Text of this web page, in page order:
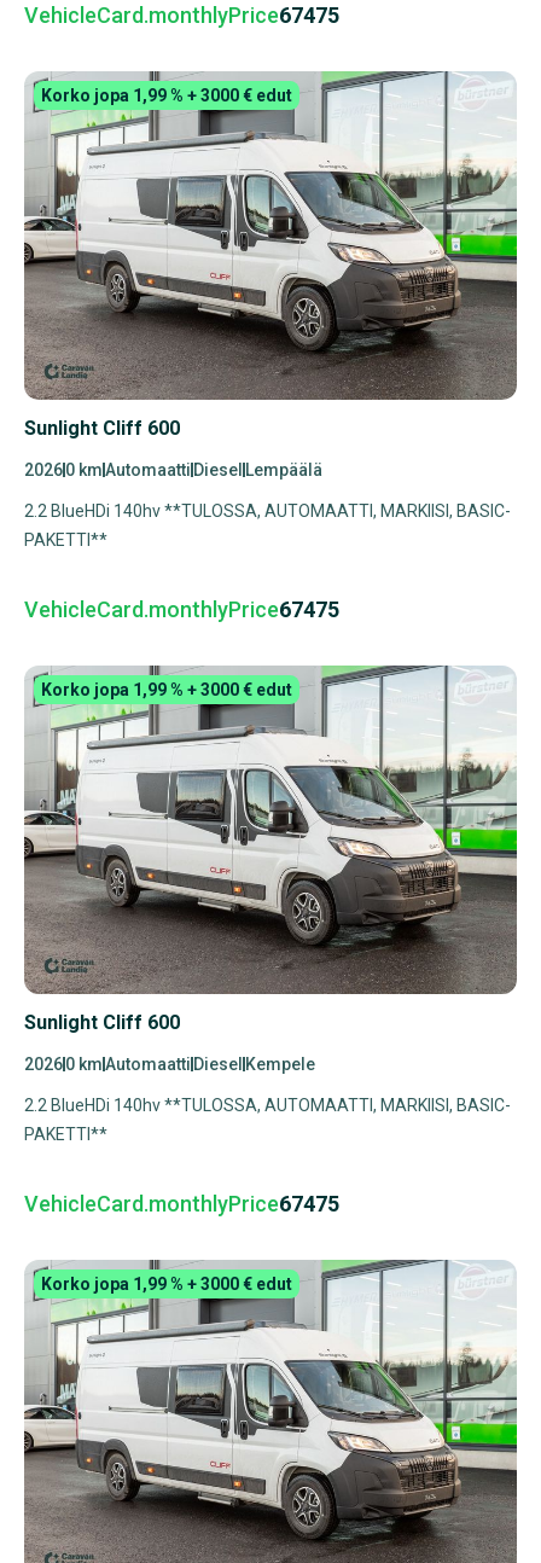
VehicleCard.monthlyPrice67475
Korko jopa 1,99 % + 3000 € edut
Sunlight Cliff 600
20260 kmAutomaatti Diesel Lempäälä
2.2 BlueHDi 140hv **TULOSSA, AUTOMAATTI, MARKIISI, BASIC-
PAKETTI**
VehicleCard.monthlyPrice67475
Korko jopa 1,99 % + 3000 € edut
Sunlight Cliff 600
20260 kmAutomaatti Diesel Kempele
2.2 BlueHDi 140hv **TULOSSA, AUTOMAATTI, MARKIISI, BASIC-
PAKETTI**
VehicleCard.monthlyPrice67475
Korko jopa 1,99 % + 3000 € edut